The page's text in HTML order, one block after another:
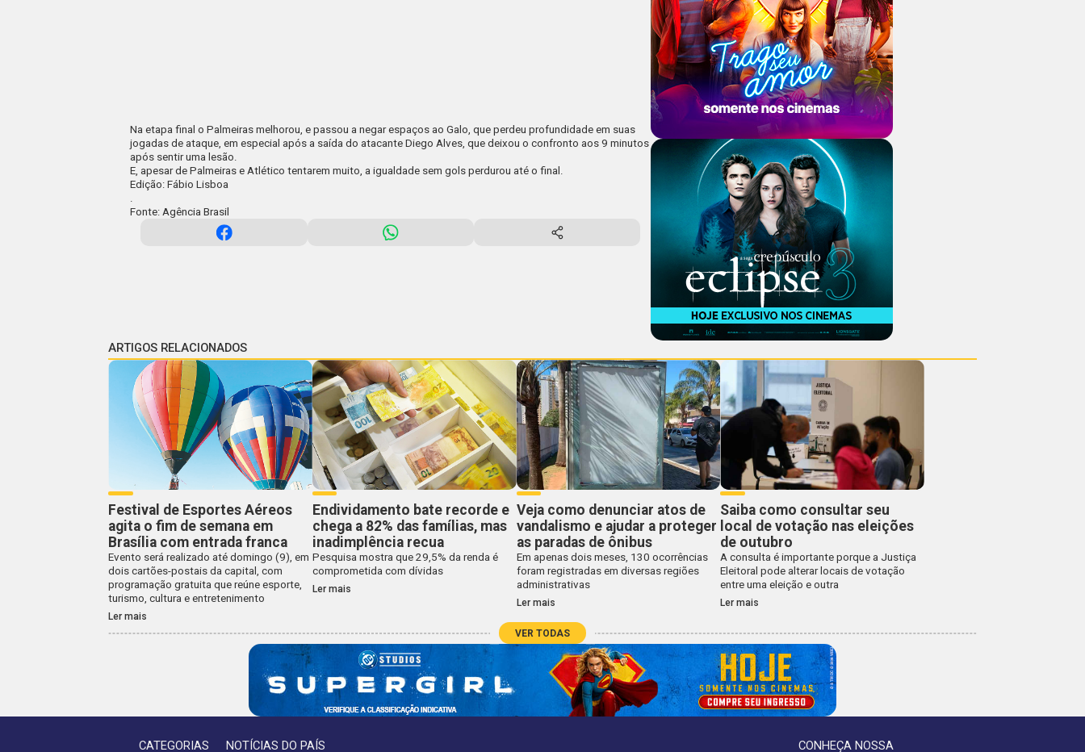
Na etapa final o Palmeiras melhorou, e passou a negar espaços ao Galo, que perdeu profundidade em suas
jogadas de ataque, em especial após a saída do atacante Diego Alves, que deixou o confronto aos 9 minutos
após sentir uma lesão.
E, apesar de Palmeiras e Atlético tentarem muito, a igualdade sem gols perdurou até o final.
Edição: Fábio Lisboa
.
Fonte: Agência Brasil
ARTIGOS RELACIONADOS
Festival de Esportes Aéreos
agita o fim de semana em
Brasília com entrada franca
Evento será realizado até domingo (9), em
dois cartões-postais da capital, com
programação gratuita que reúne esporte,
turismo, cultura e entretenimento
Ler mais
Endividamento bate recorde e
chega a 82% das famílias, mas
inadimplência recua
Pesquisa mostra que 29,5% da renda é
comprometida com dívidas
Ler mais
Veja como denunciar atos de
vandalismo e ajudar a proteger
as paradas de ônibus
Em apenas dois meses, 130 ocorrências
foram registradas em diversas regiões
administrativas
Ler mais
Saiba como consultar seu
local de votação nas eleições
de outubro
A consulta é importante porque a Justiça
Eleitoral pode alterar locais de votação
entre uma eleição e outra
Ler mais
VER TODAS
CATEGORIAS NOTÍCIAS DO PAÍS CONHEÇA NOSSA